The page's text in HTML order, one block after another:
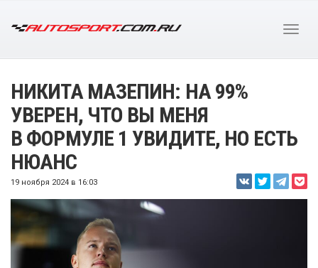
НИКИТА МАЗЕПИН: НА 99%
УВЕРЕН, ЧТО ВЫ МЕНЯ
В ФОРМУЛЕ 1 УВИДИТЕ, НО ЕСТЬ
НЮАНС
19 ноября 2024 в 16:03